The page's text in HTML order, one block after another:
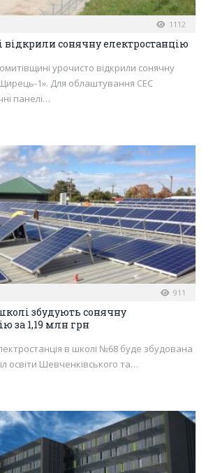
1112
сонячну електростанцію
урочисто відкрили сонячну
1». Для облаштування СЕС
панелі…
911
збудують сонячну
за 1,19 млн грн
в школі №68 буде збудована
освіти Шевченківського та…